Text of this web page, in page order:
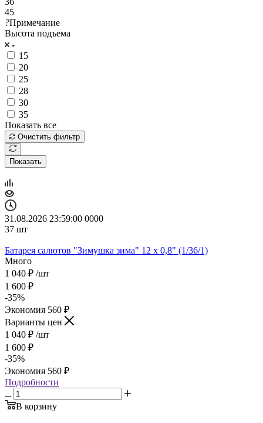
45
?Примечание
Высота подъема
15
20
25
28
30
35
Показать все
Очистить фильтр
Показать
31.08.2026 23:59:00 0000
37 шт
Батарея салютов "Зимушка зима" 12 х 0,8" (1/36/1)
Много
1 040 ₽ /шт
1 600 ₽
-35%
Экономия 560 ₽
Варианты цен
1 040 ₽ /шт
1 600 ₽
-35%
Экономия 560 ₽
Подробности
В корзину